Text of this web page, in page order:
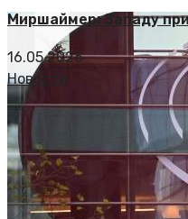
Миршаймер: Западу
16.05.2026
Новости